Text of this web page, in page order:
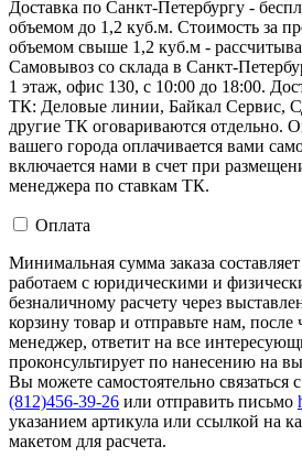
Доставка по Санкт-Петербургу -
объемом до 1,2 куб.м. Стоимость за
объемом свыше 1,2 куб.м -
Самовывоз со склада в Санкт-
1 этаж, офис 130, с 10:00 до 18:00.
ТК: Деловые линии, Байкал Сервис,
другие ТК оговариваются отдельно.
вашего города оплачивается вами
включается нами в счет при
менеджера по ставкам ТК.
Оплата
Минимальная сумма заказа
работаем с юридическими и
безналичному расчету через
корзину товар и отправьте нам, после
менеджер, ответит на все
проконсультирует по нанесению на
Вы можете самостоятельно связаться
(812)456-39-26 или отправить письмо
указанием артикула или ссылкой на
макетом для расчета.